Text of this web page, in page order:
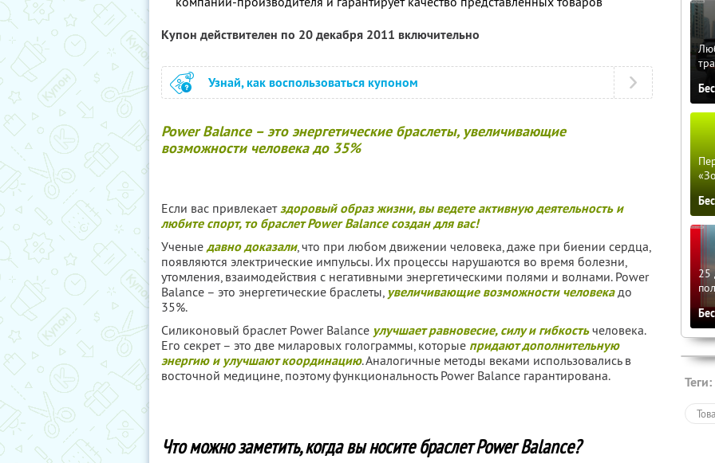
Купон действителен по 20 декабря 2011 включительно
Узнай, как воспользоваться купоном
Power Balance – это энергетические браслеты, увеличивающие
возможности человека до 35%
Если вас привлекаетздоровый образ жизни, вы ведетеактивную деятельность и
любите спорт, то браслет Power Balance создан для вас!
Ученые давно доказали, что при любом движении человека, даже при биении сердца,
появляются электрические импульсы. Их процессы нарушаются во время болезни,
утомления, взаимодействия с негативными энергетическими полями и волнами. Power
Balance – это энергетические браслеты, увеличивающие возможности человекадо
35%.
Силиконовый браслет Power Balance улучшает равновесие, силу и гибкостьчеловека.
Его секрет – это две миларовых голограммы, которые придают дополнительную
энергию и улучшают координацию. Аналогичные методы веками использовались в
восточной медицине, поэтому функциональность Power Balance гарантирована.
Что можно заметить, когда вы носите браслет Power Balance?
25
Теги: